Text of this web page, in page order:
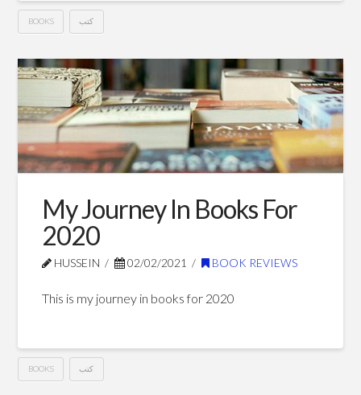
BOOKS كتب
Journey
In
Books
For
My Journey In Books For
2020
HUSSEIN 02/02/2021 BOOK REVIEWS
This is my journey in books for 2020
BOOKS كتب